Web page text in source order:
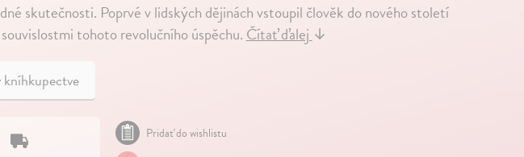
skutečnosti. Poprvé v lidských dějinách vstoupil člověk do nového století
tohoto revolučního úspěchu.Čítať ďalej↓
kníhkupectve
Pridať do wishlistu